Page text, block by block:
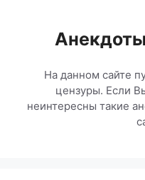
содержимому
На данном сайте
цензуры. Если
неинтересны такие